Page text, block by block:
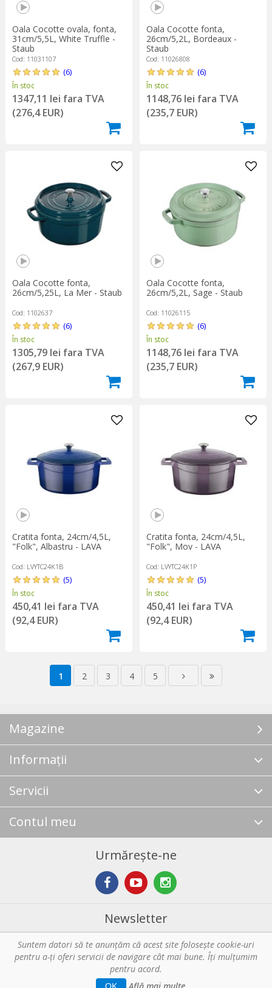
Oala Cocotte ovala, fonta,
31cm/5,5L, White Truffle -
Staub
Cod: 11031107
(6)
În stoc
1347,11 lei fara TVA
(276,4 EUR)
Oala Cocotte fonta,
26cm/5,2L, Bordeaux -
Staub
Cod: 11026808
(6)
În stoc
1148,76 lei fara TVA
(235,7 EUR)
Oala Cocotte fonta,
26cm/5,25L, La Mer - Staub
Cod: 1102637
(6)
În stoc
1305,79 lei fara TVA
(267,9 EUR)
Oala Cocotte fonta,
26cm/5,2L, Sage - Staub
Cod: 11026115
(6)
În stoc
1148,76 lei fara TVA
(235,7 EUR)
Cratita fonta, 24cm/4,5L,
"Folk", Albastru - LAVA
Cod: LVYTC24K1B
(5)
În stoc
450,41 lei fara TVA
(92,4 EUR)
Cratita fonta, 24cm/4,5L,
"Folk", Mov - LAVA
Cod: LVYTC24K1P
(5)
În stoc
450,41 lei fara TVA
(92,4 EUR)
1 2 3 4 5
Magazine
Informații
Servicii
Contul meu
Urmărește-ne
Newsletter
Abonare
Copyright © 2026 Horeca - Pentru profesionistii din bucatarie. Toate
Suntem datori să te anunţăm că acest site foloseşte cookie-uri
pentru a-ți oferi servicii de navigare cât mai bune. Îţi mulțumim
pentru acord.